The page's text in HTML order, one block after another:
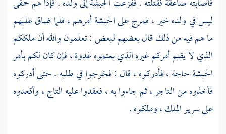
ليس في ولده خير ، فمرج علىالحبشةأمرهم ، فلما ضاق عليهم
ما هم فيه من ذلك قال بعضهم لبعض : تعلمون والله أن ملككم
الذي لا يقيم أمركم غيره الذي بعتموه غدوة ، فإن كان لكم بأمر
الحبشةحاجة ، فأدركوه ، قال : فخرجوا في طلبه . حتى أدركوه
فأخذوه من التاجر ، ثم جاءوا به ، فعقدوا عليه التاج ، وأقعدوه
على سرير الملك ، وملكوه .